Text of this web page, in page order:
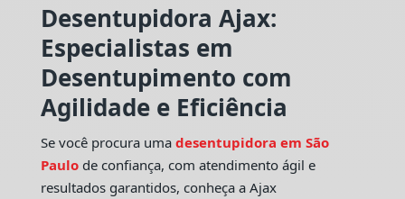
Desentupidora Ajax:
Especialistas em
Desentupimento com
Agilidade e Eficiência
Se você procura uma desentupidora em São
Paulo de confiança, com atendimento ágil e
resultados garantidos, conheça a Ajax